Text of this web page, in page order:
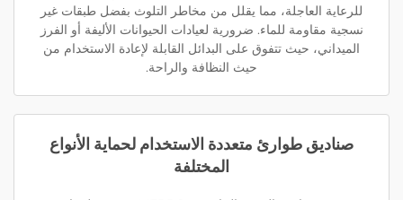
للرعاية العاجلة، مما يقلل من مخاطر التلوث بفضل طبقات غير
نسجية مقاومة للماء. ضرورية لعيادات الحيوانات الأليفة أو الفرز
الميداني، حيث تتفوق على البدائل القابلة لإعادة الاستخدام من
حيث النظافة والراحة.
صناديق طوارئ متعددة الاستخدام لحماية الأنواع
المختلفة